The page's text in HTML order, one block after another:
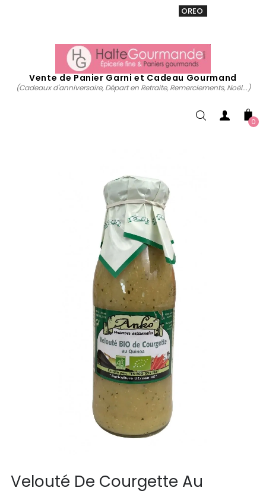
OREO
Vente de Panier Garni et Cadeau Gourmand
(Cadeaux d'anniversaire, Départ en Retraite, Remerciements, Noël...)
0
Velouté De Courgette Au